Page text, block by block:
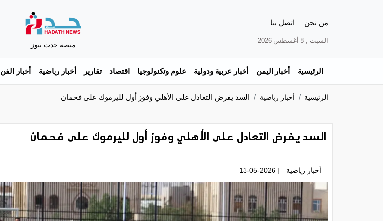
من نحن اتصل بنا
السبت , 8 أغسطس 2026
منصة حدث نيوز
الرئيسية أخبار اليمن أخبار عربية ودولية علوم وتكنولوجيا اقتصاد تقارير أخبار رياضية أخبار الفن
الرئيسية أخبار رياضية السد يفرض التعادل على الأهلي وفوز أول لليرموك على فحمان
السد يفرض التعادل على الأهلي وفوز أول لليرموك على فحمان
أخبار رياضية | 13-05-2026